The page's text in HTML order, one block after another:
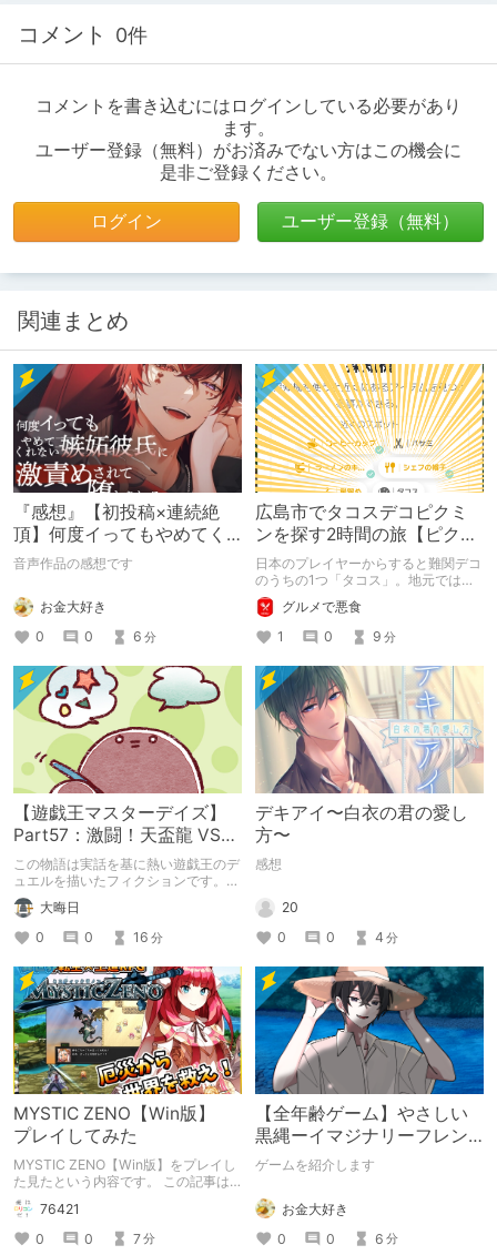
コメント 0件
コメントを書き込むにはログインしている必要があり
ます。
ユーザー登録（無料）がお済みでない方はこの機会に
是非ご登録ください。
ログイン ユーザー登録（無料）
関連まとめ
『感想』【初投稿×連続絶
頂】何度イってもやめてく
れない嫉妬彼氏に激責めさ
音声作品の感想です
お金大好き
0
0 6 分
広島市でタコスデコピクミ
ンを探す2時間の旅【ピクミ
ンブルーム / Pikmin
Bloom】
日本のプレイヤーからすると難関デコ
のうちの1つ「タコス」。地元では見
つけられなかった男が広島で探す旅を
お送りします。ねくすと5月のテーマ
「お出かけの記録」。
グルメで悪食
1
0 9 分
【遊戯王マスターデイズ】
Part57：激闘！天盃龍 VS
千年D【架空デュエル】
この物語は実話を基に熱い遊戯王のデ
ュエルを描いたフィクションです。
（自分用メモ：2025-05-14）
大晦日
0
0 16 分
デキアイ〜白衣の君の愛し
方〜
感想
20
0
0 4 分
MYSTIC ZENO【Win版】
プレイしてみた
MYSTIC ZENO【Win版】をプレイし
た見たという内容です。 この記事は
通常のクリエイターズ記事です。
76421
0
0 7分
【全年齢ゲーム】やさしい
黒縄ーイマジナリーフレン
ドの「彼」と過ごすおぼん
ゲームを紹介します
お金大好き
0
0 6 分